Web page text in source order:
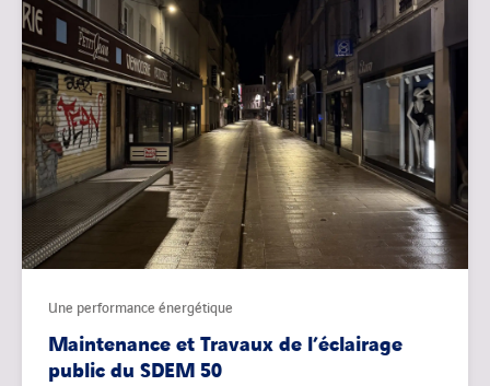
Une performance énergétique
Maintenance et Travaux de l’éclairage
public du SDEM 50